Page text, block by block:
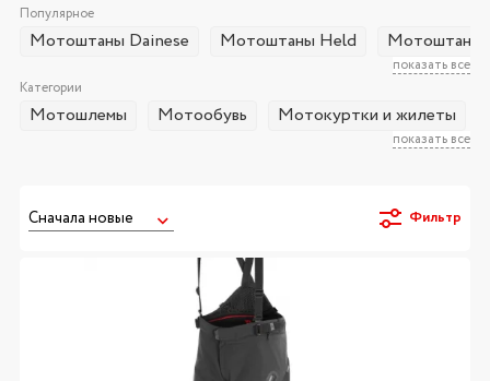
Популярное
показать все
Мотоштаны Dainese Мотоштаны Held Мотоштаны
Категории
показать все
Мотошлемы Мотообувь Мотокуртки и жилеты
Фильтр